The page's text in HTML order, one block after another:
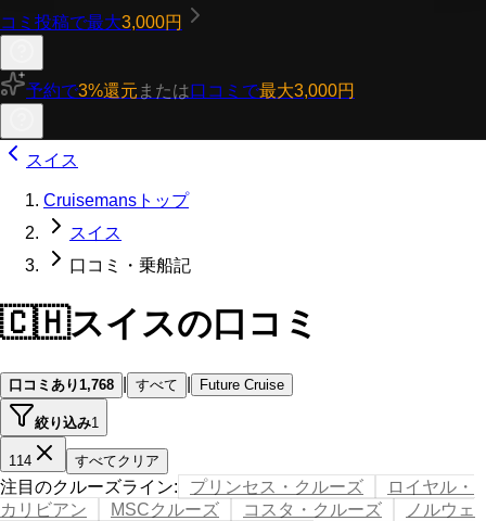
コミ投稿で最大3,000円
予約で3%還元 または口コミで最大3,000円
スイス
Cruisemansトップ
スイス
口コミ・乗船記
🇨🇭スイスの口コミ
口コミあり1,768 すべて Future Cruise
絞り込み1
114 すべてクリア
注目のクルーズライン: プリンセス・クルーズ
ロイヤル・
カリビアン
MSCクルーズ コスタ・クルーズ
ノルウェ